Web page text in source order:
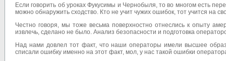
Если говорить об уроках Фукусимы и Чернобыля, то во многом есть
можно обнаружить сходство. Кто не учит чужих ошибок, тот учится на
Честно говоря, мы тоже весьма поверхностно отнеслись к опыту
извлечь, сделано не было. Анализ безопасности и подготовка
Над нами довлел тот факт, что наши операторы имели высшее
списали ошибку именно на этот факт, мол, у нас такой ошибки